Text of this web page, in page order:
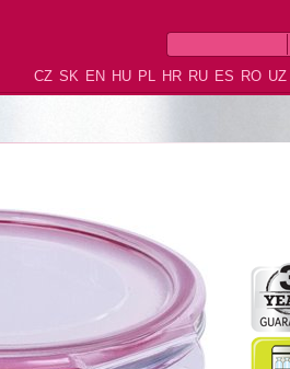
CZ SK EN HU PL HR RU ES RO UZ